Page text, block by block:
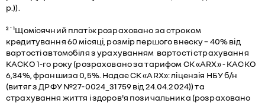
р.)).
²˙¹Щомісячний платіж розраховано за строком
кредитування 60 місяці, розмір першого внеску – 40% від
вартості автомобіля з урахуванням вартості страхування
КАСКО 1-го року (розраховано за тарифом СК «ARX» - КАСКО
6,34%, франшиза 0,5%. Надає СК «ARX»: ліцензія НБУ б/н
(витяг з ДРФУ №27-0024_31759 від 24.04.2024)) та
страхування життя і здоров'я позичальника (розраховано